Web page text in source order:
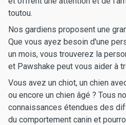
toutou.
Nos gardiens proposent une
Que vous ayez besoin d'une
un mois, vous trouverez la
et Pawshake peut vous aider à
Vous avez un chiot, un chien
ou encore un chien âgé ? Tous
connaissances étendues des
du comportement canin et